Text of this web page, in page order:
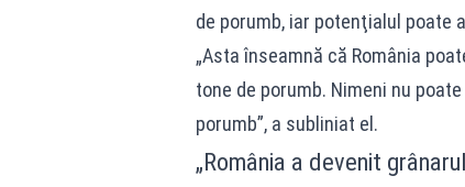
de porumb, iar potenţialul poate
„Asta înseamnă că România
tone de porumb. Nimeni nu
porumb”, a subliniat el.
„România a devenit